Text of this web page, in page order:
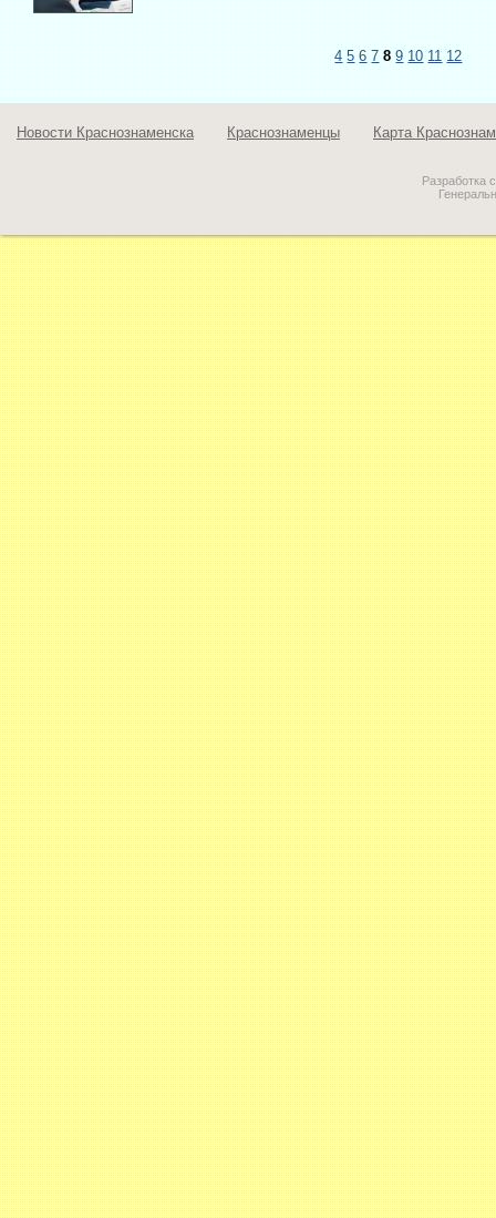
4 5 6 7 8 9 10 11 12
Новости Краснознаменска Краснознаменцы Карта
Разработка